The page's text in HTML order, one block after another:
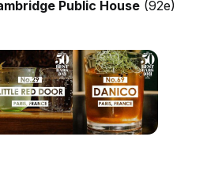
Public House (92e)